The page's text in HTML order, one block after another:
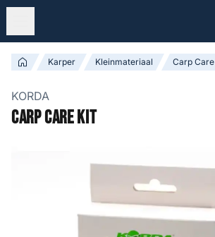
Karper Kleinmateriaal Carp Care
KORDA
Carp Care Kit